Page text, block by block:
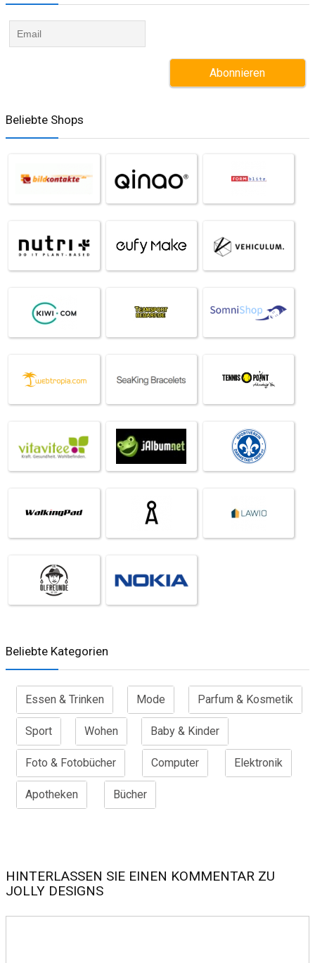
Beliebte Shops
Beliebte Kategorien
Essen & Trinken Mode Parfum & Kosmetik
Sport Wohen Baby & Kinder
Foto & Fotobücher Computer Elektronik
Apotheken Bücher
HINTERLASSEN SIE EINEN KOMMENTAR ZU
JOLLY DESIGNS